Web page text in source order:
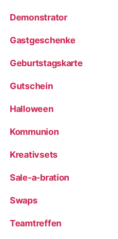
Demonstrator
Gastgeschenke
Geburtstagskarte
Gutschein
Halloween
Kommunion
Kreativsets
Sale-a-bration
Swaps
Teamtreffen